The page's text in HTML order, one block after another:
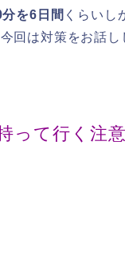
を6日間 くらいし
回は対策をお話し
って行く注